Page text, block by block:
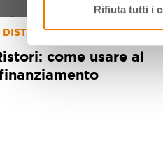
Rifiuta tutti i
DISTANZA
come usare al